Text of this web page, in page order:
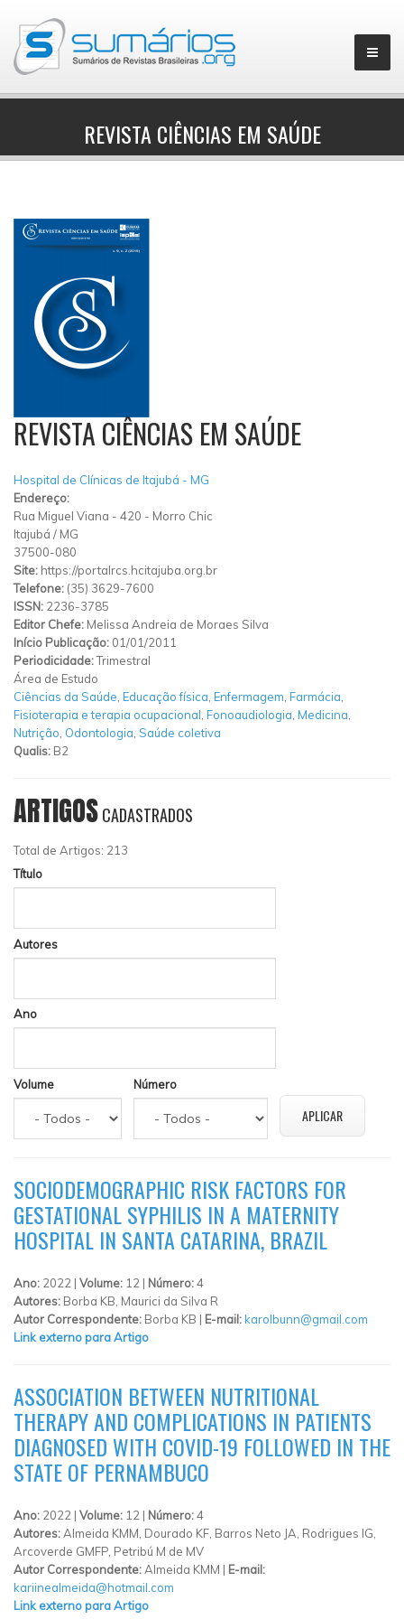
▼
REVISTA CIÊNCIAS EM SAÚDE
REVISTA CIÊNCIAS EM SAÚDE
Hospital de Clínicas de Itajubá - MG
Endereço:
Rua Miguel Viana - 420 - Morro Chic
Itajubá / MG
37500-080
Site: https://portalrcs.hcitajuba.org.br
Telefone: (35) 3629-7600
ISSN: 2236-3785
Editor Chefe: Melissa Andreia de Moraes Silva
Início Publicação: 01/01/2011
Periodicidade:Trimestral
Área de Estudo
Ciências da Saúde Educação física Enfermagem Farmácia
Fisioterapia e terapia ocupacional Fonoaudiologia Medicina
Nutrição Odontologia Saúde coletiva
Qualis: B2
ARTIGOSCADASTRADOS
Total de Artigos: 213
Título
Autores
Ano
Volume Número
SOCIODEMOGRAPHIC RISK FACTORS FOR
GESTATIONAL SYPHILIS IN A MATERNITY
HOSPITAL IN SANTA CATARINA, BRAZIL
Ano: 2022 | Volume: 12 | Número:4
Autores: Borba KB, Maurici da Silva R
Autor Correspondente: Borba KB | E-mail:karolbunn@gmail.com
Link externo para Artigo
ASSOCIATION BETWEEN NUTRITIONAL
THERAPY AND COMPLICATIONS IN PATIENTS
DIAGNOSED WITH COVID-19 FOLLOWED IN THE
STATE OF PERNAMBUCO
Ano: 2022 | Volume: 12 | Número:4
Autores:Almeida KMM, Dourado KF, Barros Neto JA, Rodrigues IG,
Arcoverde GMFP, Petribú M de MV
Autor Correspondente:Almeida KMM | E-mail:
kariinealmeida@hotmail.com
Link externo para Artigo